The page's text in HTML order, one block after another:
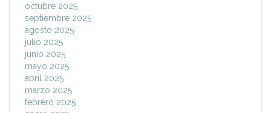
octubre 2025
septiembre 2025
agosto 2025
julio 2025
junio 2025
mayo 2025
abril 2025
marzo 2025
febrero 2025